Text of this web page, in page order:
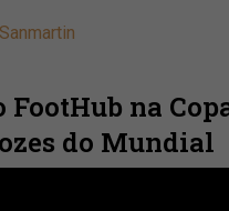
FootHub na
do Mundial